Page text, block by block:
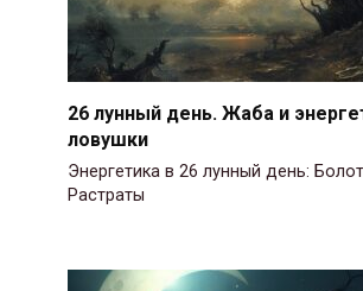
26 лунный день. Жаба и
ловушки
Энергетика в 26 лунный день:
Растраты